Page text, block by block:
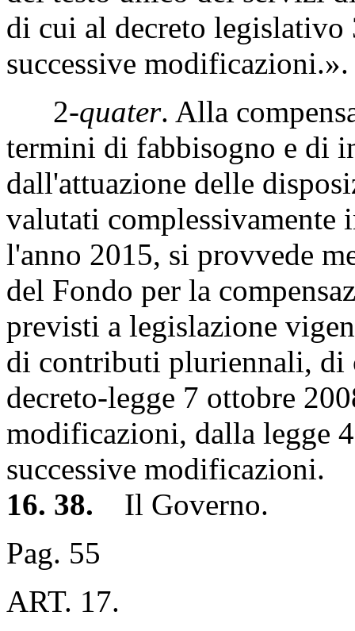
di cui al decreto
successive modificazioni.».
2-quater. Alla
termini di fabbisogno e di
dall'attuazione delle
valutati
l'anno 2015, si provvede
del Fondo per la
previsti a legislazione
di contributi pluriennali, di
decreto-legge 7 ottobre
modificazioni, dalla legge
successive modificazioni.
16. 38. Il Governo.
Pag. 55
ART. 17.